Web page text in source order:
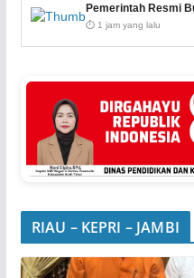
Pemerintah Resmi
⏱️ 1 jam yang lalu
RIAU – KEPRI – JAMBI